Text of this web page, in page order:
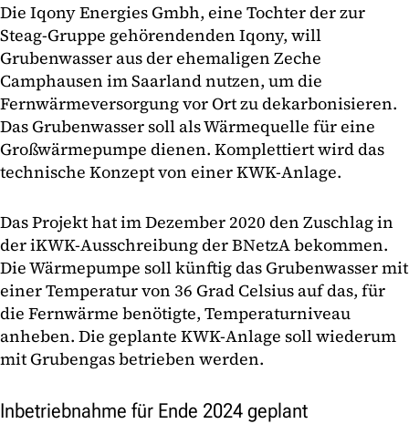
Die Iqony Energies Gmbh, eine Tochter der zur
Steag-Gruppe gehörendenden Iqony, will
Grubenwasser aus der ehemaligen Zeche
Camphausen im Saarland nutzen, um die
Fernwärmeversorgung vor Ort zu dekarbonisieren.
Das Grubenwasser soll als Wärmequelle für eine
Großwärmepumpe dienen. Komplettiert wird das
technische Konzept von einer KWK-Anlage.
Das Projekt hat im Dezember 2020 den Zuschlag in
der iKWK-Ausschreibung der BNetzA bekommen.
Die Wärmepumpe soll künftig das Grubenwasser mit
einer Temperatur von 36 Grad Celsius auf das, für
die Fernwärme benötigte, Temperaturniveau
anheben. Die geplante KWK-Anlage soll wiederum
mit Grubengas betrieben werden.
Inbetriebnahme für Ende 2024 geplant